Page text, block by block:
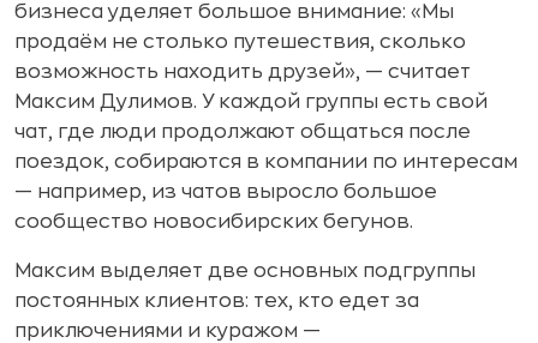
бизнеса уделяет большое внимание: «Мы
продаём не столько путешествия, сколько
возможность находить друзей», — считает
Максим Дулимов. У каждой группы есть свой
чат, где люди продолжают общаться после
поездок, собираются в компании по интересам
— например, из чатов выросло большое
сообщество новосибирских бегунов.
Максим выделяет две основных подгруппы
постоянных клиентов: тех, кто едет за
приключениями и куражом —